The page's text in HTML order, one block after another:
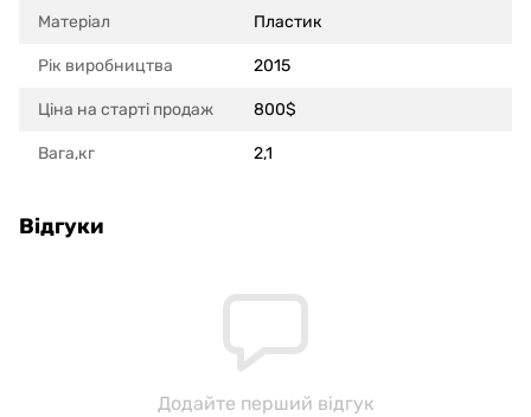
Матеріал Пластик
Рік виробництва 2015
Ціна на старті продаж 800$
Вага,кг 2,1
Відгуки
Додайте перший відгук